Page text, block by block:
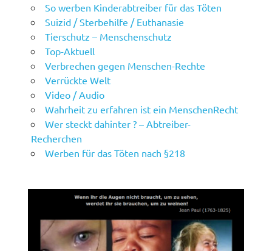
So werben Kinderabtreiber für das Töten
Suizid / Sterbehilfe / Euthanasie
Tierschutz – Menschenschutz
Top-Aktuell
Verbrechen gegen Menschen-Rechte
Verrückte Welt
Video / Audio
Wahrheit zu erfahren ist ein MenschenRecht
Wer steckt dahinter ? – Abtreiber-
Recherchen
Werben für das Töten nach §218